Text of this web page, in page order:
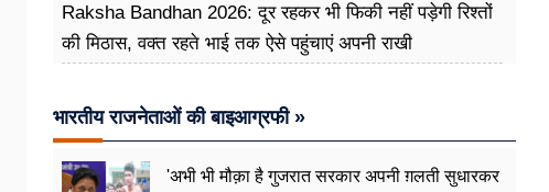
Raksha Bandhan 2026: दूर रहकर भी फिकी नहीं पड़ेगी रिश्तों
की मिठास, वक्त रहते भाई तक ऐसे पहुंचाएं अपनी राखी
भारतीय राजनेताओं की बाइआग्रफी »
'अभी भी मौक़ा है गुजरात सरकार अपनी ग़लती सुधारकर